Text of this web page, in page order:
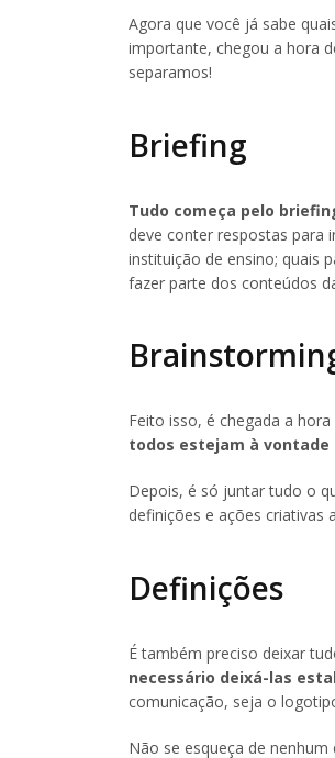
Agora que você já sabe
importante, chegou a hora
separamos!
Briefing
Tudo começa pelo
deve conter respostas para
instituição de ensino; quais
fazer parte dos conteúdos
Feito isso, é chegada a
todos estejam à vontade
Depois, é só juntar tudo o
definições e ações criativas
Definições
É também preciso deixar
necessário deixá-las
comunicação, seja o
Não se esqueça de